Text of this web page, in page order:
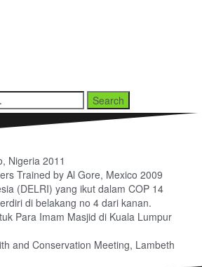
Nigeria 2011
Trained by Al Gore, Mexico 2009
(DELRI) yang ikut dalam COP 14
di belakang no 4 dari kanan.
Para Imam Masjid di Kuala Lumpur
and Conservation Meeting, Lambeth